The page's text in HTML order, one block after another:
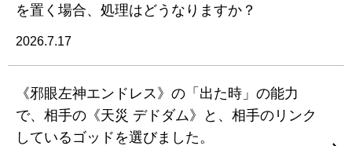
を置く場合、処理はどうなりますか？
2026.7.17
《邪眼左神エンドレス》の「出た時」の能力
で、相手の《天災 デドダム》と、相手のリンク
しているゴッドを選びました。